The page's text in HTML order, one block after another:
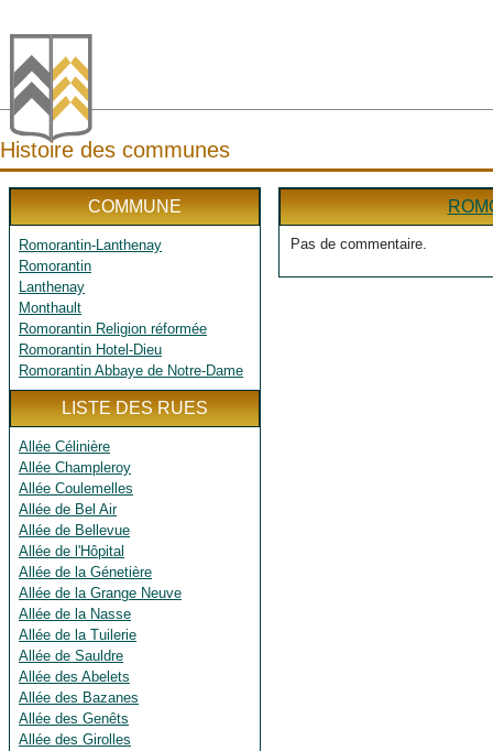
Histoire des communes
COMMUNE
Romorantin-Lanthenay
Romorantin
Lanthenay
Monthault
Romorantin Religion réformée
Romorantin Hotel-Dieu
Romorantin Abbaye de Notre-Dame
LISTE DES RUES
Allée Célinière
Allée Champleroy
Allée Coulemelles
Allée de Bel Air
Allée de Bellevue
Allée de l'Hôpital
Allée de la Génetière
Allée de la Grange Neuve
Allée de la Nasse
Allée de la Tuilerie
Allée de Sauldre
Allée des Abelets
Allée des Bazanes
Allée des Genêts
Allée des Girolles
Pas de commentaire.